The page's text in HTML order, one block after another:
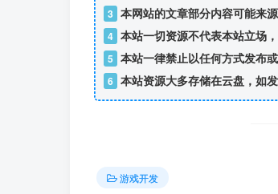
3 本网站的文章部分内容可能来
4 本站一切资源不代表本站立场
5 本站一律禁止以任何方式发布
6 本站资源大多存储在云盘，如
游戏开发